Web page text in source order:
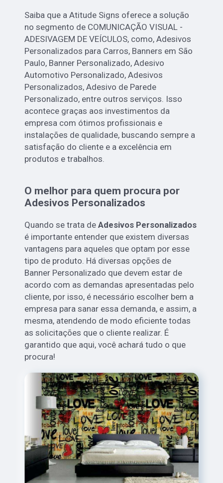
Saiba que a Atitude Signs oferece a solução
no segmento de COMUNICAÇÃO VISUAL -
ADESIVAGEM DE VEÍCULOS, como, Adesivos
Personalizados para Carros, Banners em São
Paulo, Banner Personalizado, Adesivo
Automotivo Personalizado, Adesivos
Personalizados, Adesivo de Parede
Personalizado, entre outros serviços. Isso
acontece graças aos investimentos da
empresa com ótimos profissionais e
instalações de qualidade, buscando sempre a
satisfação do cliente e a excelência em
produtos e trabalhos.
O melhor para quem procura por
Adesivos Personalizados
Quando se trata deAdesivos Personalizados
é importante entender que existem diversas
vantagens para aqueles que optam por esse
tipo de produto. Há diversas opções de
Banner Personalizado que devem estar de
acordo com as demandas apresentadas pelo
cliente, por isso, é necessário escolher bem a
empresa para sanar essa demanda, e assim, a
mesma, atendendo de modo eficiente todas
as solicitações que o cliente realizar. É
garantido que aqui, você achará tudo o que
procura!